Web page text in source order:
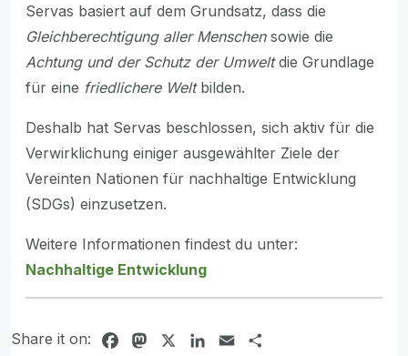
Servas basiert auf dem Grundsatz, dass die
Gleichberechtigung aller Menschensowie die
Achtung und der Schutz der Umweltdie Grundlage
für eine friedlichere Weltbilden.
Deshalb hat Servas beschlossen, sich aktiv für die
Verwirklichung einiger ausgewählter Ziele der
Vereinten Nationen für nachhaltige Entwicklung
(SDGs) einzusetzen.
Weitere Informationen findest du unter:
Nachhaltige Entwicklung
Share it on: FacebookMastodonLinkedIn
Email